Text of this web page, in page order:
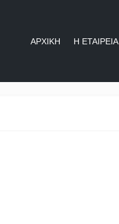
ΑΡΧΙΚΗ Η ΕΤΑΙΡΕΙΑ